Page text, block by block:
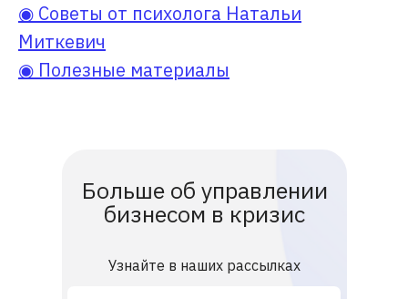
◉ Советы от психолога Натальи
Миткевич
◉ Полезные материалы
Узнайте в наших рассылках
Больше об управлении
бизнесом в кризис